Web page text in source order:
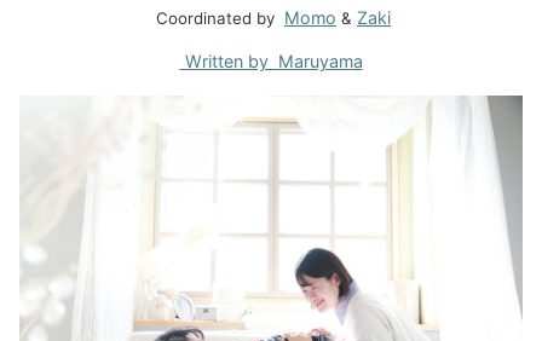
Coordinated by Momo & Zaki
Written by Maruyama